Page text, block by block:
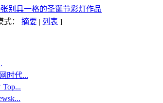
张别具一格的圣诞节彩灯作品
式： 摘要 | 列表 ]
时代...
Top...